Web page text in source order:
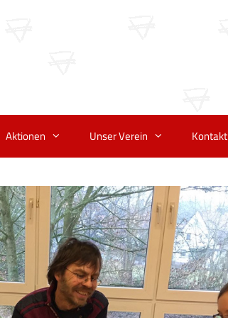
Aktionen Unser Verein Kontakt